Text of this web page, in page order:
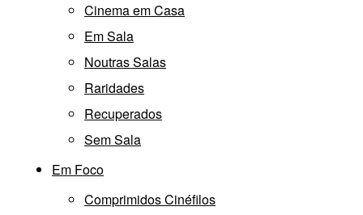
Cinema em Casa
Em Sala
Noutras Salas
Raridades
Recuperados
Sem Sala
Em Foco
Comprimidos Cinéfilos